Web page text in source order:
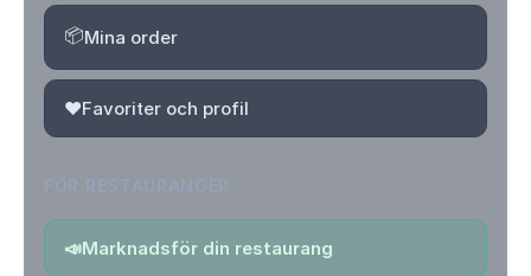
📦Mina order
❤️Favoriter och profil
📣Marknadsför din restaurang